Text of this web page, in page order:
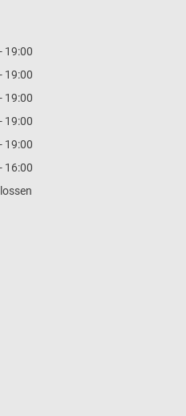
19:00
19:00
19:00
19:00
19:00
16:00